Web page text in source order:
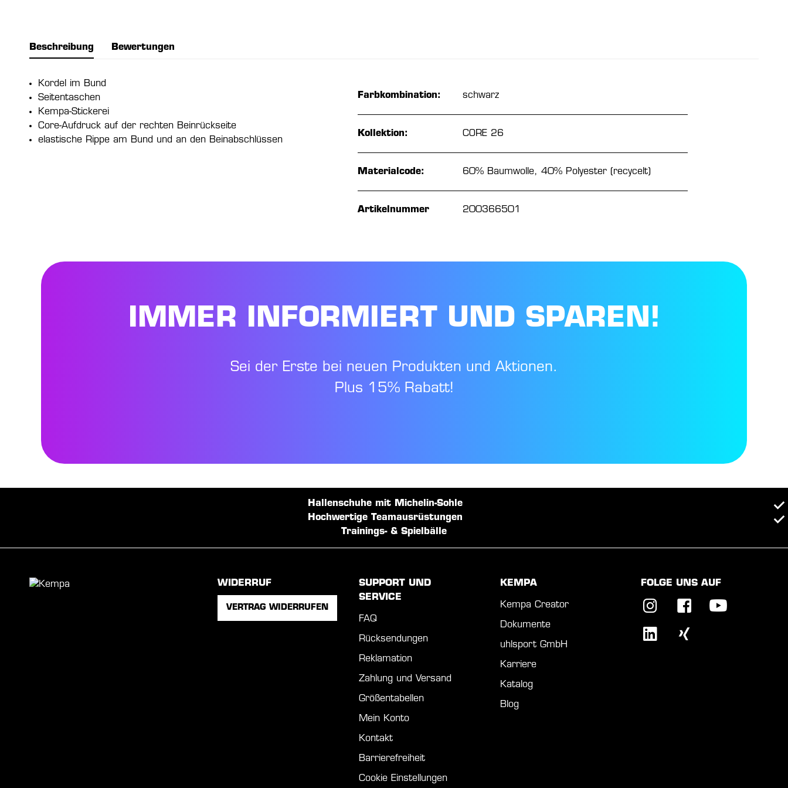
Beschreibung Bewertungen
Kordel im Bund
Seitentaschen
Kempa-Stickerei
Core-Aufdruck auf der rechten Beinrückseite
elastische Rippe am Bund und an den Beinabschlüssen
Farbkombination: schwarz
Kollektion: CORE 26
Materialcode: 60% Baumwolle, 40% Polyester (recycelt)
Artikelnummer 200366501
IMMER INFORMIERT UND SPAREN!
Sei der Erste bei neuen Produkten und Aktionen.
Plus 15% Rabatt!
Hallenschuhe mit Michelin-Sohle
Hochwertige Teamausrüstungen
Trainings- & Spielbälle
WIDERRUF
VERTRAG WIDERRUFEN
SUPPORT UND
SERVICE
FAQ
Rücksendungen
Reklamation
Zahlung und Versand
Größentabellen
Mein Konto
Kontakt
Barrierefreiheit
Cookie Einstellungen
KEMPA
Kempa Creator
Dokumente
uhlsport GmbH
Karriere
Katalog
Blog
FOLGE UNS AUF